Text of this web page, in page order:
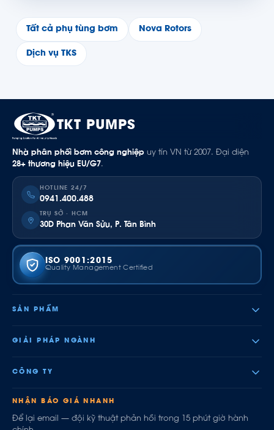
Tất cả phụ tùng bơm Nova Rotors
Dịch vụ TKS
TKT PUMPS
Nhà phân phối bơm công nghiệp uy tín VN từ 2007. Đại diện
28+ thương hiệu EU/G7.
HOTLINE 24/7
0941.400.488
TRỤ SỞ · HCM
30D Phan Văn Sửu, P. Tân Bình
ISO 9001:2015
Quality Management Certified
SẢN PHẨM
GIẢI PHÁP NGÀNH
CÔNG TY
NHẬN BÁO GIÁ NHANH
Để lại email — đội kỹ thuật phản hồi trong 15 phút giờ hành